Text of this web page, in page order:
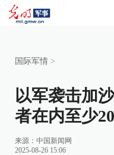
国际军情 >
以军袭击加
者在内至少
来源： 中国新闻网
2025-08-26 15:06